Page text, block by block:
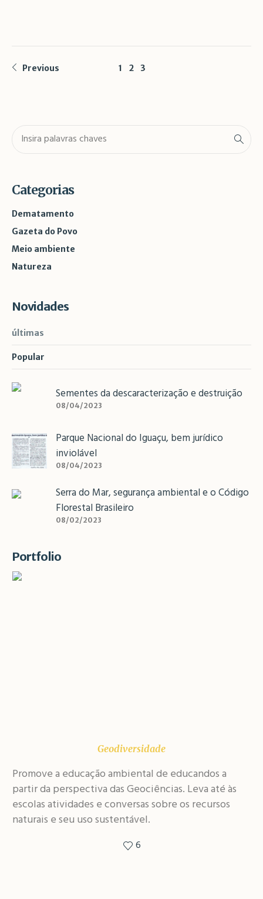
Previous 1 2 3
Categorias
Dematamento
Gazeta do Povo
Meio ambiente
Natureza
Novidades
últimas
Popular
Sementes da descaracterização e destruição
08/04/2023
Parque Nacional do Iguaçu, bem jurídico
inviolável
08/04/2023
Serra do Mar, segurança ambiental e o Código
Florestal Brasileiro
08/02/2023
Portfolio
Geodiversidade
Promove a educação ambiental de educandos a
partir da perspectiva das Geociências. Leva até às
escolas atividades e conversas sobre os recursos
naturais e seu uso sustentável.
6